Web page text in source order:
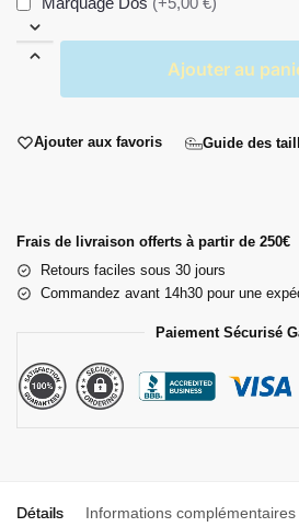
Ajouter au
Ajouter aux favoris Guide des
Frais de livraison offerts à partir de 250€
Retours faciles sous 30 jours
Commandez avant 14h30 pour une
Paiement Sécurisé
Détails Informations complémentaires